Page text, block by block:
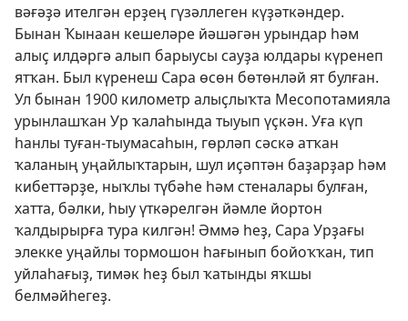
вәғәҙә ителгән ерҙең гүзәллеген күҙәткәндер.
Бынан Ҡынаан кешеләре йәшәгән урындар һәм
алыҫ илдәргә алып барыусы сауҙа юлдары күренеп
ятҡан. Был күренеш Сара өсөн бөтөнләй ят булған.
Ул бынан 1900 километр алыҫлыҡта Месопотамияла
урынлашҡан Ур ҡалаһында тыуып үҫкән. Уға күп
һанлы туған-тыумасаһын, гөрләп сәскә атҡан
ҡаланың уңайлыҡтарын, шул иҫәптән баҙарҙар һәм
кибеттәрҙе, ныҡлы түбәһе һәм стеналары булған,
хатта, бәлки, һыу үткәрелгән йәмле йортон
ҡалдырырға тура килгән! Әммә һеҙ, Сара Урҙағы
элекке уңайлы тормошон һағынып бойоҡҡан, тип
уйлаһағыҙ, тимәк һеҙ был ҡатынды яҡшы
белмәйһегеҙ.